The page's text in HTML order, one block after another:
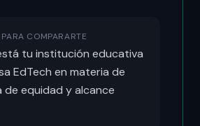
COMPARARTE
tu institución educativa
EdTech en materia de
de equidad y alcance